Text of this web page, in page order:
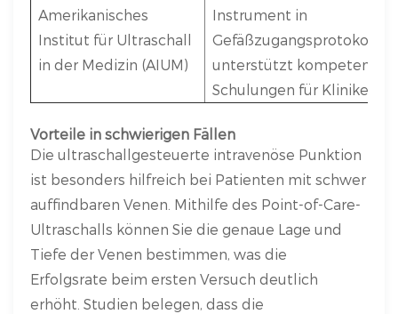
Amerikanisches
Institut für Ultraschall
in der Medizin (AIUM)
Instrument in
unterstützt
Schulungen für Kliniker.
Vorteile in schwierigen Fällen
Die ultraschallgesteuerte intravenöse Punktion
ist besonders hilfreich bei Patienten mit schwer
auffindbaren Venen. Mithilfe des Point-of-Care-
Ultraschalls können Sie die genaue Lage und
Tiefe der Venen bestimmen, was die
Erfolgsrate beim ersten Versuch deutlich
erhöht. Studien belegen, dass die